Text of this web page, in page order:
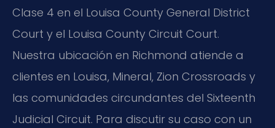
Clase 4 en el Louisa County General District
Court y el Louisa County Circuit Court.
Nuestra ubicación en Richmond atiende a
clientes en Louisa, Mineral, Zion Crossroads y
las comunidades circundantes del Sixteenth
Judicial Circuit. Para discutir su caso con un